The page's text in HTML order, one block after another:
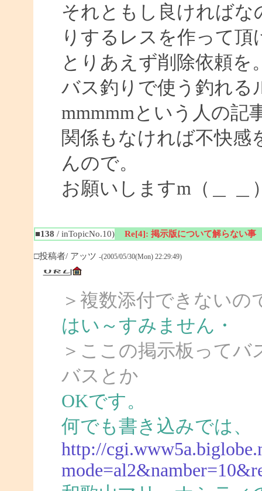
それともし良ければな
りするレスを作って
とりあえず削除依頼を
バス釣りで使う釣れる
mmmmmという人の記
関係もなければ不快感
んので。
お願いしますm（＿ ＿
■138 / inTopicNo.10) Re[4]: 掲示版について解らない事
□投稿者/ アッツ -(2005/05/30(Mon) 22:29:49)
＞複数添付できないの
はい～すみません・
＞ここの掲示板って
バスとか
OKです。
何でも書き込みでは、
http://